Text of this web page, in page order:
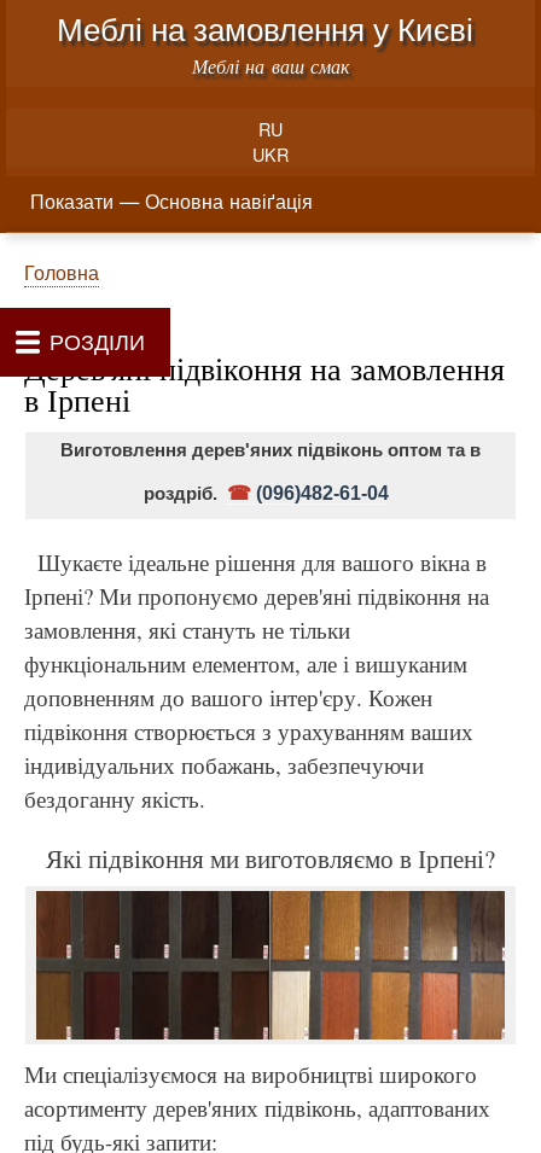
Перейти до основного
Меню облікового запису користувача
Меблі на замовлення у Києві
Меблі на ваш смак
RU
UKR
Основна навіґація
Показати — Основна навіґація
Рядок навіґації
Головна
Дерев'яні підвіконня на замовлення
в Ірпені
Виготовлення дерев'яних підвіконь оптом та в
роздріб. ☎ (096)482-61-04
Шукаєте ідеальне рішення для вашого вікна в
Ірпені? Ми пропонуємо дерев'яні підвіконня на
замовлення, які стануть не тільки
функціональним елементом, але і вишуканим
доповненням до вашого інтер'єру. Кожен
підвіконня створюється з урахуванням ваших
індивідуальних побажань, забезпечуючи
бездоганну якість.
Які підвіконня ми виготовляємо в Ірпені?
Ми спеціалізуємося на виробництві широкого
асортименту дерев'яних підвіконь, адаптованих
під будь-які запити:
РОЗДІЛИ